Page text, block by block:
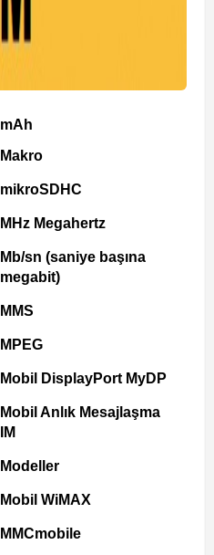
mAh
Makro
mikroSDHC
MHz Megahertz
Mb/sn (saniye başına
megabit)
MMS
MPEG
Mobil DisplayPort MyDP
Mobil Anlık Mesajlaşma
IM
Modeller
Mobil WiMAX
MMCmobile